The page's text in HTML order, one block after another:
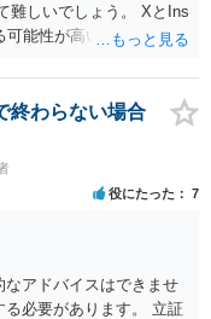
難しいでしょう。 XとIns
可能性が高いでしょう。
いる場合、今から進め
相手を特定できた場
とは可能でしょうか？ →
とができるでしょう。
が認められる場合と認
しょう。
終わらない場合
役にたった 7
アドバイスはできませ
る必要があります。 立証